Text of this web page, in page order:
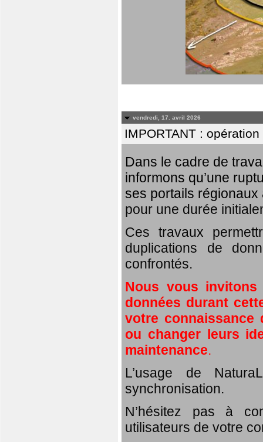
vendredi, 17. avril 2026
IMPORTANT :
Dans le cadre de
informons qu’une
ses portails régionaux
pour une durée
Ces travaux
duplications de
confrontés.
Nous vous
données durant
votre connaissance
ou changer leurs
maintenance.
L’usage de
synchronisation.
N’hésitez pas à
utilisateurs de votre